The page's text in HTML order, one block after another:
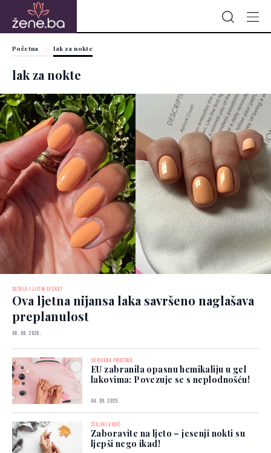
Početna lak za nokte
lak za nokte
DETALJI I LJETNI EFEKAT
Ova ljetna nijansa laka savršeno naglašava
preplanulost
06. 08. 2026.
SKRIVENA PRIJETNJA
EU zabranila opasnu hemikaliju u gel
lakovima: Povezuje se s neplodnošću!
04. 09. 2025.
STILSKI VODIČ
Zaboravite na ljeto – jesenji nokti su
ljepši nego ikad!